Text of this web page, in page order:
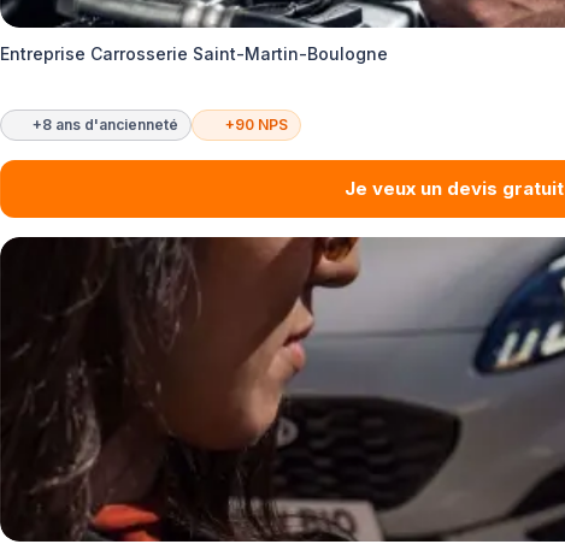
Entreprise Carrosserie Saint-Martin-Boulogne
+8 ans d'ancienneté +90 NPS
Je veux un devis gratuit